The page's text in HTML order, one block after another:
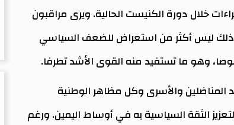
العملية التشريعية حتى يتم إقرار القانون في 3 قراءات خلال دورة الكنيست الحالية. ويرى مراقبون
ذلك ليس أكثر من استعراض للضعف السياسي
وهو ما تستفيد منه القوى الأشد تطرفا.
والأسرى وكل مظاهر الوطنية
الثقة السياسية به في أوساط اليمين. ورغم